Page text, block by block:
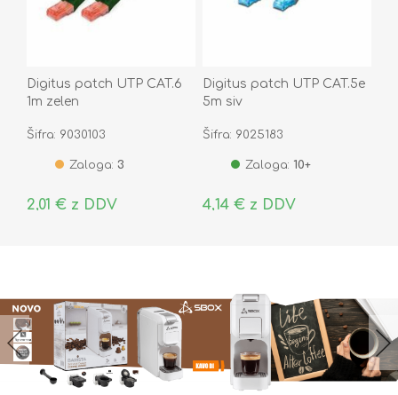
Digitus patch UTP CAT.6
1m zelen
Šifra: 9030103
Zaloga: 3
2,01 € z DDV
Digitus patch UTP CAT.5e
5m siv
Šifra: 9025183
Zaloga: 10+
4,14 € z DDV